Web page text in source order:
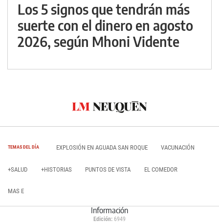
Los 5 signos que tendrán más
suerte con el dinero en agosto
2026, según Mhoni Vidente
TEMAS DEL DÍA EXPLOSIÓN EN AGUADA SAN ROQUE VACUNACIÓN
+SALUD +HISTORIAS PUNTOS DE VISTA EL COMEDOR
MAS E
Información
Edición: 6949